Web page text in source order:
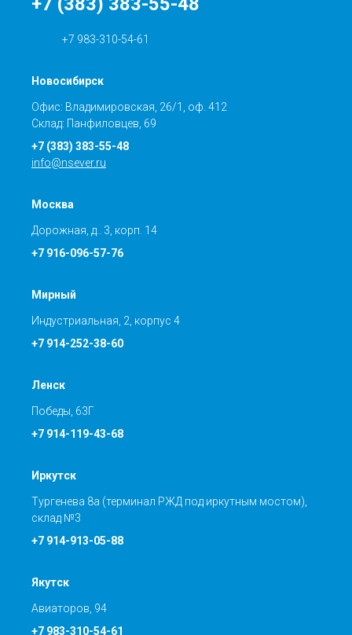
+7 983-310-54-61
Новосибирск
Офис: Владимировская, 26/1, оф. 412
Склад: Панфиловцев, 69
+7 (383) 383-55-48
info@nsever.ru
Москва
Дорожная, д.. 3, корп. 14
+7 916-096-57-76
Мирный
Индустриальная, 2, корпус 4
+7 914-252-38-60
Ленск
Победы, 63Г
+7 914-119-43-68
Иркутск
Тургенева 8а (терминал РЖД под иркутным мостом),
склад №3
+7 914-913-05-88
Якутск
Авиаторов, 94
+7 983-310-54-61